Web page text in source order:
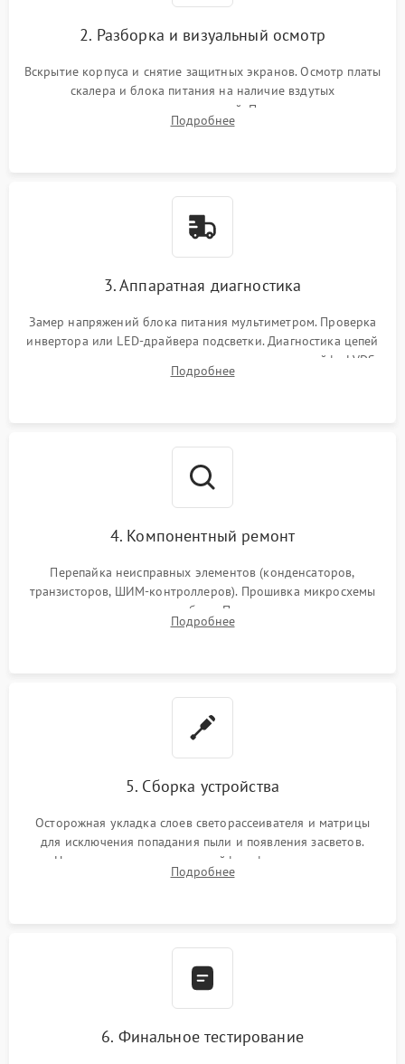
2. Разборка и визуальный осмотр
Вскрытие корпуса и снятие защитных экранов. Осмотр платы
скалера и блока питания на наличие вздутых
конденсаторов, прогаров, окислений. Проверка надежности
контактов и целостности шлейфов матрицы.
Подробнее
3. Аппаратная диагностика
Замер напряжений блока питания мультиметром. Проверка
инвертора или LED-драйвера подсветки. Диагностика цепей
питания скалера и тестирование сигналов на шлейфе LVDS
Подробнее
4. Компонентный ремонт
Перепайка неисправных элементов (конденсаторов,
транзисторов, ШИМ-контроллеров). Прошивка микросхемы
памяти при программных сбоях. При поломке подсветки —
разборка матрицы и замена выгоревших светодиодов.
Подробнее
5. Сборка устройства
Осторожная укладка слоев светорассеивателя и матрицы
для исключения попадания пыли и появления засветов.
Надежное подключение шлейфов, фиксация плат и
аккуратное защелкивание пластикового корпуса монитора.
Подробнее
6. Финальное тестирование